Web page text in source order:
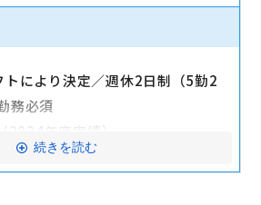
トにより決定／週休2日制（5勤2
務必須
2024年度実績）
務後11日付与
続きを読む